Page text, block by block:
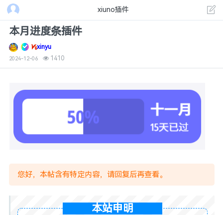
xiuno插件
本月进度条插件
xinyu
2024-12-06 1410
您好，本帖含有特定内容，请回复后再查看。
本站申明